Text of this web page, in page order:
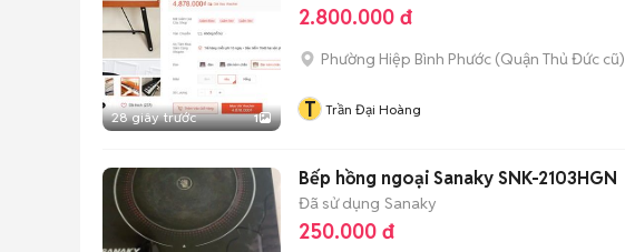
28 giây trước 1
2.800.000 đ
Phường Hiệp Bình Phước (Quận Thủ Đức cũ)
T Trần Đại Hoàng
Bếp hồng ngoại Sanaky SNK-2103HGN
Đã sử dụng Sanaky
250.000 đ